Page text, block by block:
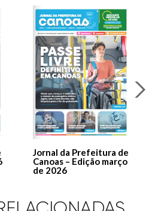
Jornal da Prefeitura de
Canoas – Edição março
de 2026